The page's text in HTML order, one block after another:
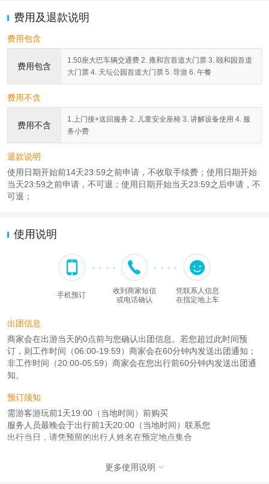
费用及退款说明
费用包含
费用包含
1.50座大巴车辆交通费 2. 雍和宫首道大门票 3. 颐和园首道
大门票 4. 天坛公园首道大门票 5. 导游 6. 午餐
费用不含
费用不含
1.上门接+送回服务 2. 儿童安全座椅 3. 讲解设备使用 4. 服
务小费
退款说明
使用日期开始前14天23:59之前申请，不收取手续费；使用日期开始
当天23:59之前申请，不可退；使用日期开始当天23:59之后申请，不
可退；
使用说明
手机预订
收到商家短信
或电话确认
凭联系人信息
在指定地上车
出团信息
商家会在出游当天的0点前与您确认出团信息。若您超过此时间预
订，则工作时间（06:00-19:59）商家会在60分钟内发送出团通知；
非工作时间（20:00-05:59）商家会在您出行前60分钟内发送出团通
知。
预订须知
需游客游玩前1天19:00（当地时间）前购买
服务人员最晚会于出行前1天20:00（当地时间）联系您
出行当日，请凭预留的出行人姓名在预定地点集合
更多使用说明 